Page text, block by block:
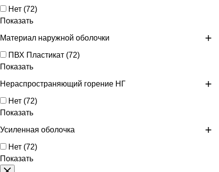
Нет (72)
Показать
Материал наружной оболочки
ПВХ Пластикат (72)
Показать
Нераспространяющий горение НГ
Нет (72)
Показать
Усиленная оболочка
Нет (72)
Показать